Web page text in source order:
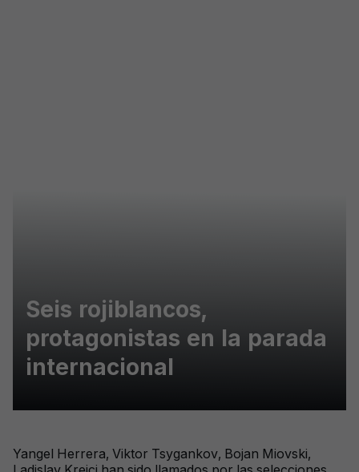
Seis rojiblancos,
protagonistas en la parada
internacional
Yangel Herrera, Viktor Tsygankov, Bojan Miovski,